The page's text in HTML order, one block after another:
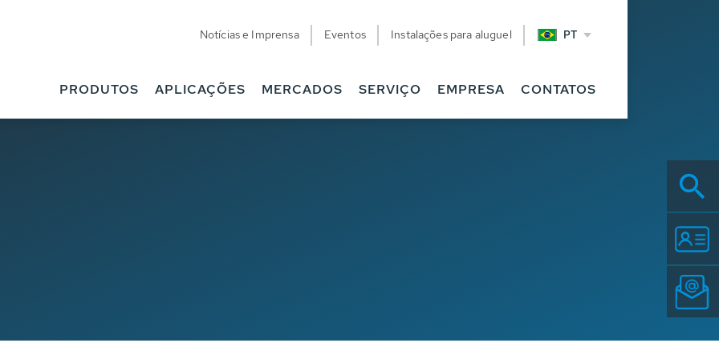
Notícias e Imprensa Eventos Instalações para aluguel PT
PRODUTOS APLICAÇÕES MERCADOS SERVIÇO EMPRESA CONTATOS